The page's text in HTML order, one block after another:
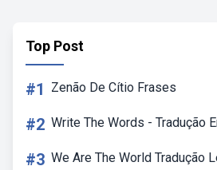
Top Post
#1 Zenão De Cítio Frases
#2 Write The Words - Tradução
#3 We Are The World Tradução